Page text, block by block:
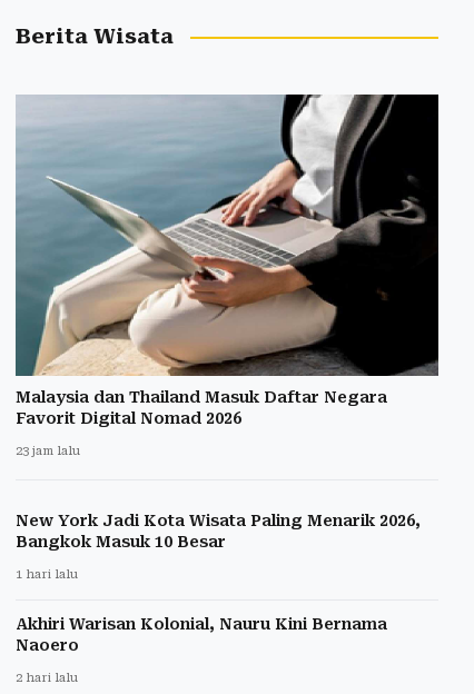
Berita Wisata
Malaysia dan Thailand Masuk Daftar Negara
Favorit Digital Nomad 2026
23 jam lalu
New York Jadi Kota Wisata Paling Menarik 2026,
Bangkok Masuk 10 Besar
1 hari lalu
Akhiri Warisan Kolonial, Nauru Kini Bernama
Naoero
2 hari lalu